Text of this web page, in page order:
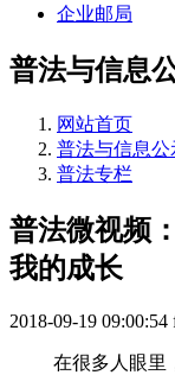
企业邮局
普法与信息
网站首页
普法与信息公
普法专栏
普法微视频
我的成长
2018-09-19 09:00:54
在很多人眼里